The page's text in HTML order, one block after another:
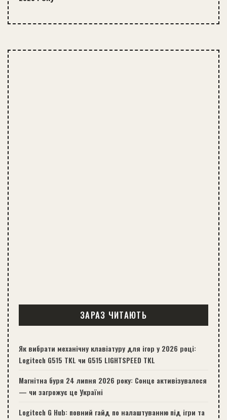
ЗАРАЗ ЧИТАЮТЬ
Як вибрати механічну клавіатуру для ігор у 2026 році:
Logitech G515 TKL чи G515 LIGHTSPEED TKL
Магнітна буря 24 липня 2026 року: Сонце активізувалося
— чи загрожує це Україні
Logitech G Hub: повний гайд по налаштуванню під ігри та